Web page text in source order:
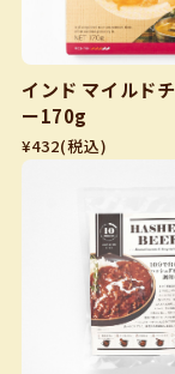
インド マイルド
ー170g
¥432(税込)